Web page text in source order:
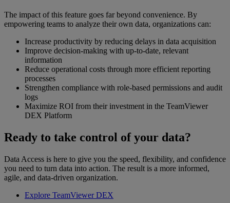
The impact of this feature goes far beyond convenience. By
empowering teams to analyze their own data, organizations can:
Increase productivity by reducing delays in data acquisition
Improve decision-making with up-to-date, relevant
information
Reduce operational costs through more efficient reporting
processes
Strengthen compliance with role-based permissions and audit
logs
Maximize ROI from their investment in the TeamViewer
DEX Platform
Ready to take control of your data?
Data Access is here to give you the speed, flexibility, and confidence
you need to turn data into action. The result is a more informed,
agile, and data-driven organization.
Explore TeamViewer DEX